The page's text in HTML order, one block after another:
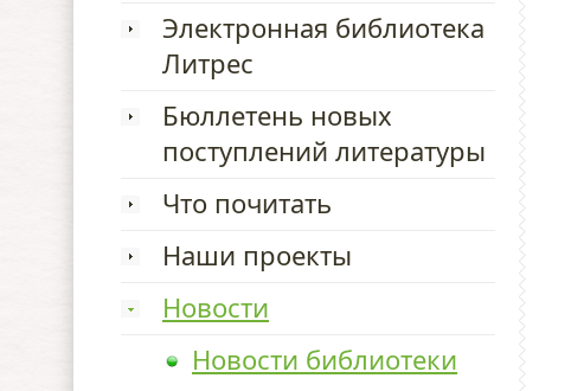
Электронная библиотека
Литрес
Бюллетень новых
поступлений литературы
Что почитать
Наши проекты
Новости
Новости библиотеки